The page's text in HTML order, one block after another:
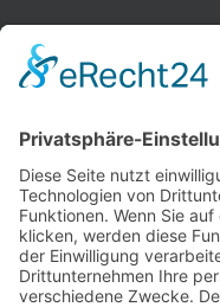
INFORMATIONEN
Hersteller
Fehlerliste
Impressum